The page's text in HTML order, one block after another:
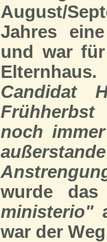
August/
Jahres
und war
Candidat
noch
wurde
ministerio"
war der